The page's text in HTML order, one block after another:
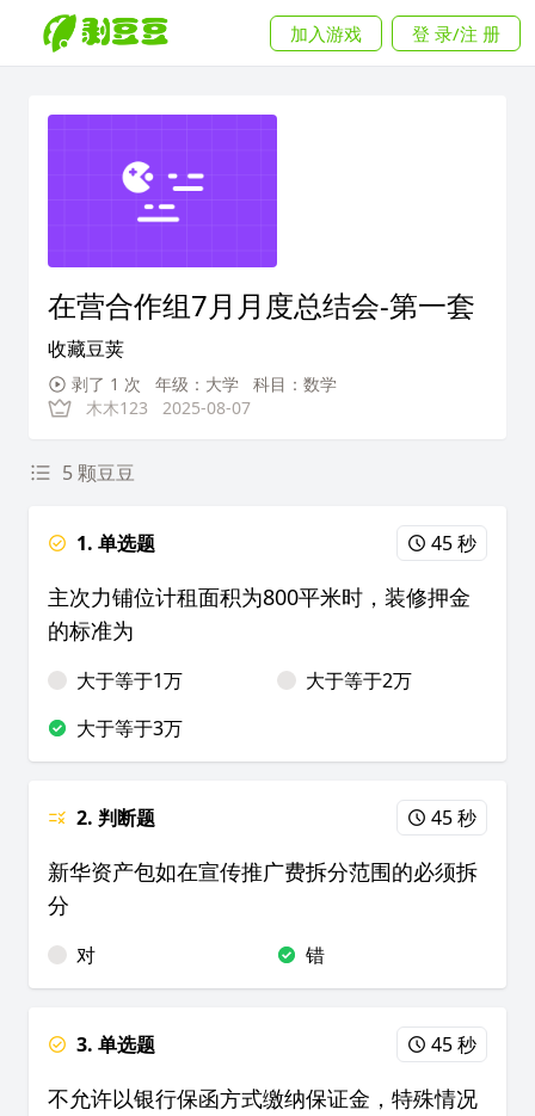
加入游戏 登 录/注 册
在营合作组7月月度总结会-第一套
收藏豆荚
剥了 1 次 年级：大学
科目：数学
木木123
2025-08-07
5 颗豆豆
1. 单选题 45 秒
主次力铺位计租面积为800平米时，装修押金
的标准为
大于等于1万
大于等于2万
大于等于3万
2. 判断题 45 秒
新华资产包如在宣传推广费拆分范围的必须拆
分
对 错
3. 单选题 45 秒
不允许以银行保函方式缴纳保证金，特殊情况